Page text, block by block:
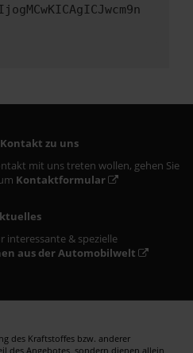
zu uns
mit uns treten wollen, gehen Sie
Kontaktformular
interessante & spezielle
aus der Automobilwelt
des Kraftstoffes bzw. anderer
des Angebotes, sondern dienen allein